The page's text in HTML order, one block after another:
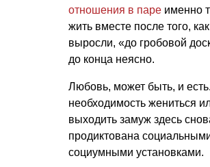
отношения в паре именно
жить вместе после того,
выросли, «до гробовой
до конца неясно.
Любовь, может быть, и
необходимость жениться
выходить замуж здесь
продиктована
социумными установками.